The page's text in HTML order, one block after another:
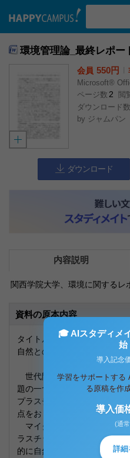
環境管理論_最終レポー
会員 550円
Microsoft®
ページ数 2 閲
ダウンロード数
by ジャムパン
ダウンロード
内容説明
関西学院大学、環境に関するレ
資料の原本内容
タイトル：「マイクロプラス
自然との関わり方」
世代間倫理が問題となって
題の一つであるプラスチック
プラスチック問題の中にある
点をおく。
マイクロプラスチックとは
ラスチックのゴミである。マ
的に自然分解されることはな
🎓 AIスタディメ
始
導入記念
学習をサポートする
る原稿を作
導入価
(通
詳細